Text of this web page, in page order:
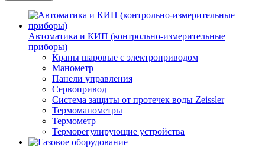
Автоматика и КИП (контрольно-измерительные
приборы)
Краны шаровые с электроприводом
Манометр
Панели управления
Сервопривод
Система защиты от протечек воды Zeissler
Термоманометры
Термометр
Терморегулирующие устройства